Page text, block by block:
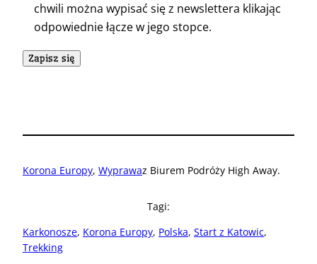
chwili można wypisać się z newslettera klikając
odpowiednie łącze w jego stopce.
Korona Europy, Wyprawaz Biurem Podróży High Away.
Tagi:
Karkonosze, Korona Europy, Polska, Start z Katowic
Trekking